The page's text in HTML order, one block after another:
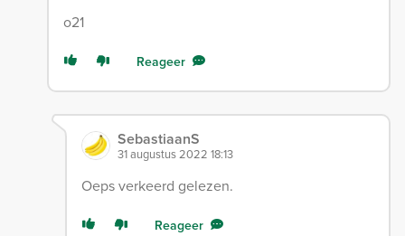
o21
Reageer
SebastiaanS
31 augustus 2022 18:13
Oeps verkeerd gelezen.
Reageer